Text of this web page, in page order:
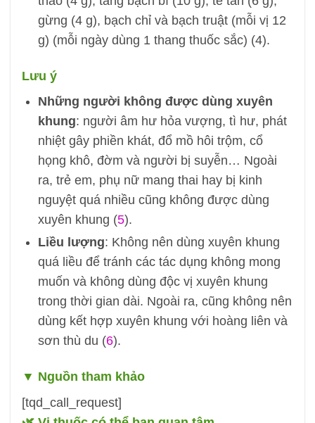
gừng (4 g), bạch chỉ và bạch truật (mỗi vị 12
g) (mỗi ngày dùng 1 thang thuốc sắc) (4).
Lưu ý
Những người không được dùng xuyên
khung: người âm hư hỏa vượng, tì hư, phát
nhiệt gây phiền khát, đổ mồ hôi trộm, cổ
họng khô, đờm và người bị suyễn… Ngoài
ra, trẻ em, phụ nữ mang thai hay bị kinh
nguyệt quá nhiều cũng không được dùng
xuyên khung (5).
Liều lượng: Không nên dùng xuyên khung
quá liều để tránh các tác dụng không mong
muốn và không dùng độc vị xuyên khung
trong thời gian dài. Ngoài ra, cũng không nên
dùng kết hợp xuyên khung với hoàng liên và
sơn thù du (6).
▼ Nguồn tham khảo
[tqd_call_request]